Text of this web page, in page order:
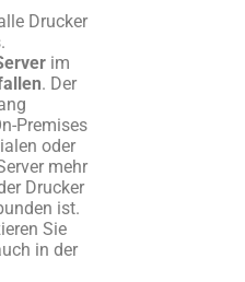
Drucker
im
. Der
Premises
oder
mehr
Drucker
ist.
Sie
in der